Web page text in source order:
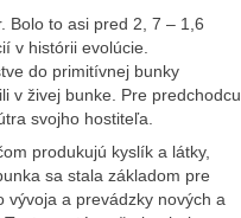
Bolo to asi pred 2, 7 – 1,6
v histórii evolúcie.
do primitívnej bunky
v živej bunke. Pre predchodcu
svojho hostiteľa.
produkujú kyslík a látky,
sa stala základom pre
vývoja a prevádzky nových a